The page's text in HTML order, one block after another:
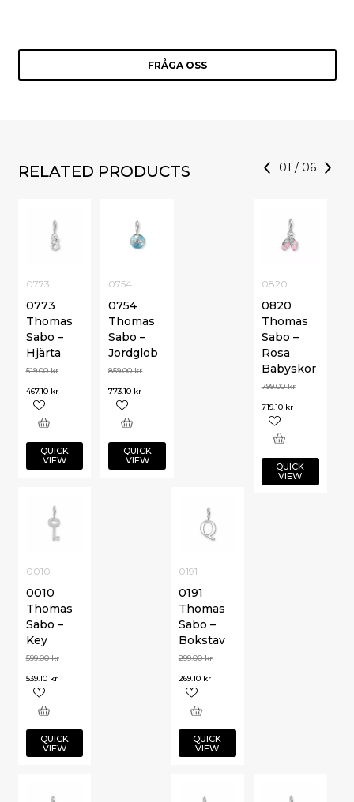
FRÅGA OSS
RELATED PRODUCTS 01 / 06
0773
0773
Thomas
Sabo –
Hjärta
519.00kr
467.10 kr
QUICK
VIEW
0820
0820
Thomas
Sabo –
Rosa
Babyskor
799.00kr
719.10 kr
QUICK
VIEW
0754
0754
Thomas
Sabo –
Jordglob
859.00kr
773.10 kr
QUICK
VIEW
0191
0191
Thomas
Sabo –
Bokstav
299.00kr
269.10 kr
QUICK
VIEW
0010
0010
Thomas
Sabo –
Key
599.00kr
539.10 kr
QUICK
VIEW